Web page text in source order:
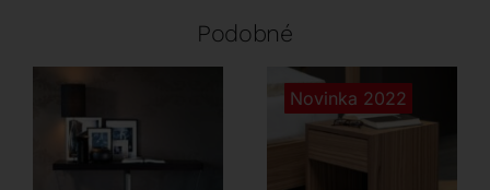
Podobné
Novinka 2022